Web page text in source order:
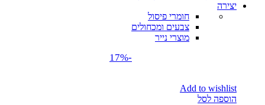
יצירה
חומרי פיסול
צבעים ומכחולים
מוצרי נייר
-17%
Add to wishlist
הוספה לסל